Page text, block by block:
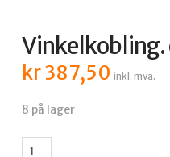
kr387,50 inkl. mva.
8 på lager
Vinkelkobling.